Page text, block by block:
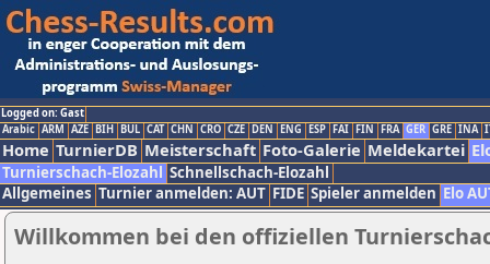
Logged on: Gast
Arabic ARM AZE BIH BUL CAT CHN CRO CZE DEN ENG ESP FAI FIN FRA GER GRE INA
Home TurnierDB Meisterschaft Foto-Galerie Meldekartei
Turnierschach-Elozahl Schnellschach-Elozahl
Allgemeines Turnier anmelden: AUT FIDE Spieler anmelden Elo
Willkommen bei den offiziellen